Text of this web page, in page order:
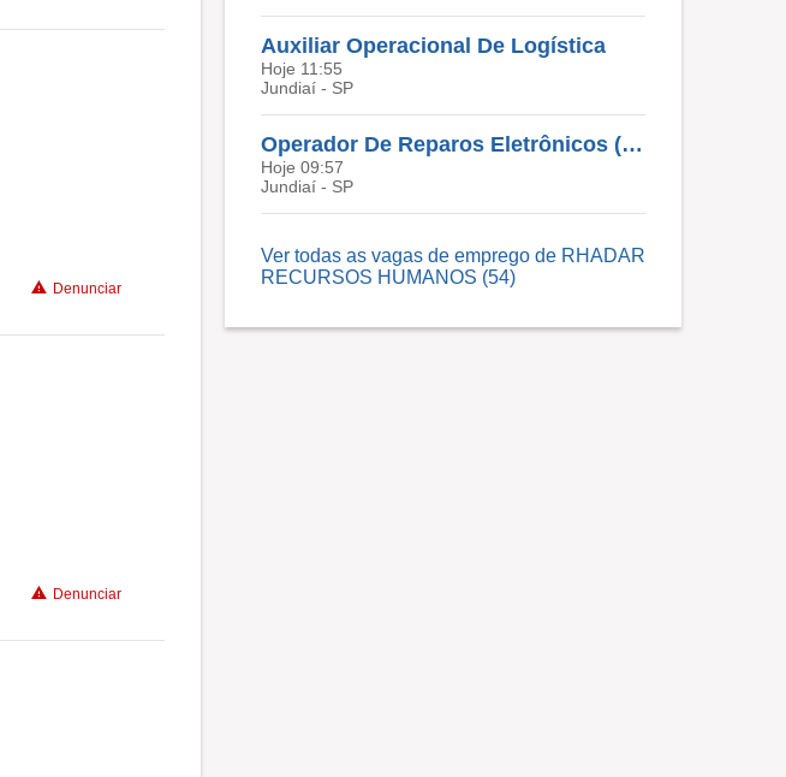
Denunciar
Denunciar
Auxiliar Operacional De Logística
Hoje 11:55
Jundiaí - SP
Operador De Reparos Eletrônicos (Troca De Peças)
Hoje 09:57
Jundiaí - SP
Ver todas as vagas de emprego de RHADAR
RECURSOS HUMANOS (54)